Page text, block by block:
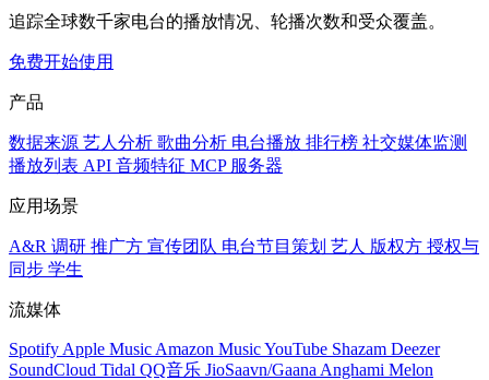
追踪全球数千家电台的播放情况、轮播次数和受众覆盖。
免费开始使用
产品
数据来源 艺人分析 歌曲分析 电台播放 排行榜 社交媒体监测
播放列表 API 音频特征 MCP 服务器
应用场景
A&R 调研 推广方 宣传团队 电台节目策划 艺人 版权方 授权与
同步 学生
流媒体
Spotify Apple Music Amazon MusicYouTube Shazam Deezer
SoundCloud Tidal QQ音乐 JioSaavn/Gaana Anghami Melon